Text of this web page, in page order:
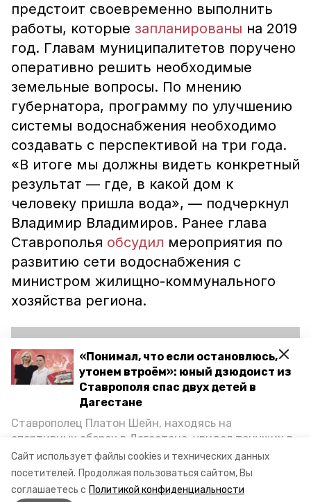
Сайт использует файлы cookies и технических данных
посетителей. Продолжая пользоваться сайтом, Вы
соглашаетесь с Политикой конфиденциальности
«Понимал, что если остановлюсь,
утонем втроём»: юный дзюдоист из
Ставрополя спас двух детей в
Дагестане
Ставрополец Платон Шейн, находясь на
спортивных сборах в Дегестане, увидел тонущих в
Каспийском море детей и бросился на помощь. По
возвращении домой, отважного мальчика
пригласили в министерство образования края и
предстоит своевременно выполнить
работы, которые запланированы на 2019
год. Главам муниципалитетов поручено
оперативно решить необходимые
земельные вопросы. По мнению
губернатора, программу по улучшению
системы водоснабжения необходимо
создавать с перспективой на три года.
«В итоге мы должны видеть конкретный
результат — где, в какой дом к
человеку пришла вода», — подчеркнул
Владимир Владимиров. Ранее глава
Ставрополья обсудил мероприятия по
развитию сети водоснабжения с
министром жилищно-коммунального
хозяйства региона.
Play
Video